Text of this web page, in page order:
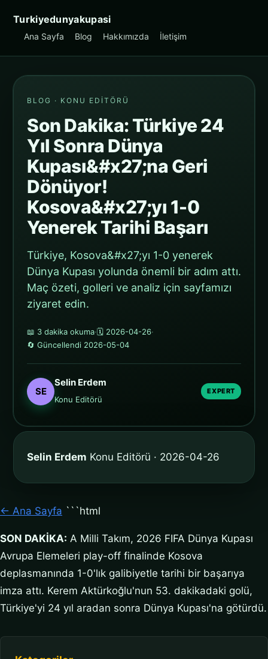
Turkiyedunyakupasi
Ana Sayfa Blog Hakkımızda İletişim
BLOG · KONU EDITÖRÜ
Son Dakika: Türkiye 24
Yıl Sonra Dünya
Kupası&#x27;na Geri
Dönüyor!
Kosova&#x27;yı 1-0
Yenerek Tarihi Başarı
Türkiye, Kosova&#x27;yı 1-0 yenerek
Dünya Kupası yolunda önemli bir adım attı.
Maç özeti, golleri ve analiz için sayfamızı
ziyaret edin.
📖 3 dakika okuma·🗓️ 2026-04-26·
🔄 Güncellendi 2026-05-04
SE
Selin Erdem
Konu Editörü
EXPERT
Selin Erdem Konu Editörü · 2026-04-26
← Ana Sayfa ```html
SON DAKİKA: A Milli Takım, 2026 FIFA Dünya Kupası
Avrupa Elemeleri play-off finalinde Kosova
deplasmanında 1-0'lık galibiyetle tarihi bir başarıya
imza attı. Kerem Aktürkoğlu'nun 53. dakikadaki golü,
Türkiye'yi 24 yıl aradan sonra Dünya Kupası'na götürdü.